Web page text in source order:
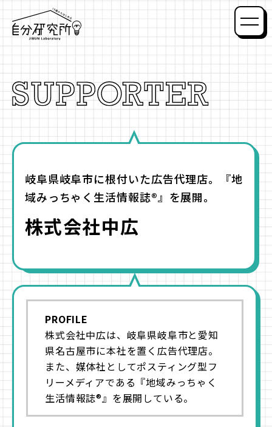
自分研究所 メニ
岐阜県岐阜市に根付いた広告代理店。『地
域みっちゃく生活情報誌®』を展開。
株式会社中広
PROFILE
株式会社中広は、岐阜県岐阜市と愛知
県名古屋市に本社を置く広告代理店。
また、媒体社としてポスティング型フ
リーメディアである『地域みっちゃく
生活情報誌®』を展開している。